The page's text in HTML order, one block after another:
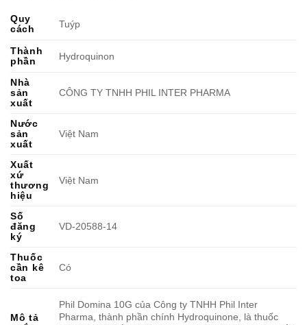
Quy
cách
Tuýp
Thành
phần
Hydroquinon
Nhà
sản
xuất
CÔNG TY TNHH PHIL INTER PHARMA
Nước
sản
xuất
Việt Nam
Xuất
xứ
thương
hiệu
Việt Nam
Số
đăng
ký
VD-20588-14
Thuốc
cần kê
toa
Có
Mô tả
Phil Domina 10G của Công ty TNHH Phil Inter
Pharma, thành phần chính Hydroquinone, là thuốc